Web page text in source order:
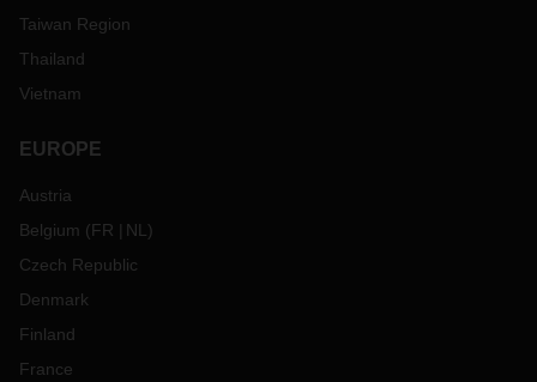
Taiwan Region
Thailand
Vietnam
EUROPE
Austria
Belgium (FR NL )
Czech Republic
Denmark
Finland
France